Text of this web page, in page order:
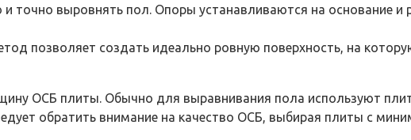
точно выровнять пол. Опоры устанавливаются на основание и
позволяет создать идеально ровную поверхность, на
ОСБ плиты. Обычно для выравнивания пола используют
обратить внимание на качество ОСБ, выбирая плиты с